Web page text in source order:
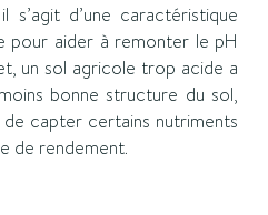
d’une caractéristique
pour aider à remonter le pH
un sol agricole trop acide a
bonne structure du sol,
capter certains nutriments
de rendement.